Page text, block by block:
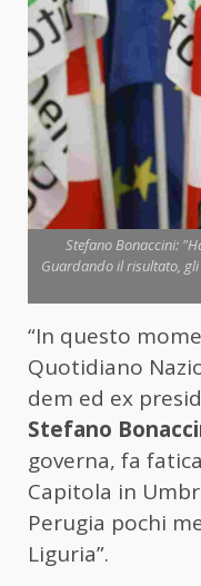
Stefano Bonaccini:
Guardando il risultato,
“In questo
Quotidiano
dem ed ex
Stefano
governa, fa
Capitola in
Perugia pochi
Liguria”.